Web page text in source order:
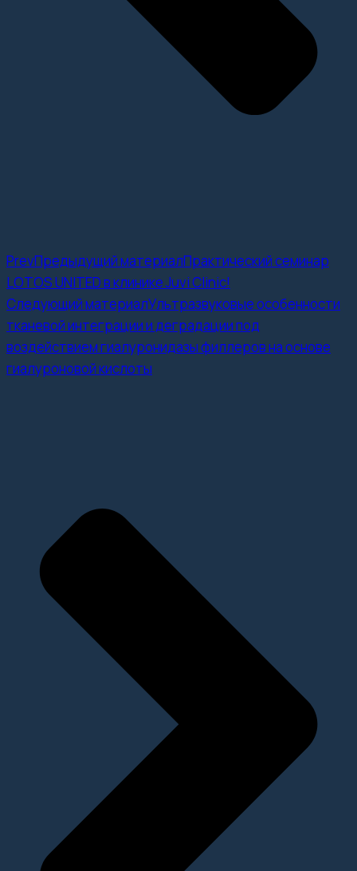
PrevПредыдущий материалПрактический семинар
LOTOS UNITED в клинике Juvi Clinic!
Следующий материалУльтразвуковые особенности
тканевой интеграции и деградации под
воздействием гиалуронидазы филлеров на основе
гиалуроновой кислоты